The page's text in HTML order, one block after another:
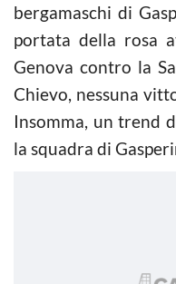
bergamaschi di
portata della rosa
Genova contro la
Chievo, nessuna
Insomma, un trend
la squadra di